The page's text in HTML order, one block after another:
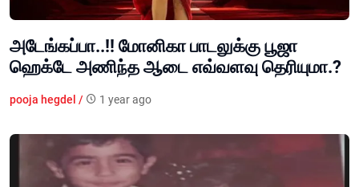
அடேங்கப்பா..!! மோனிகா பாடலுக்கு பூஜா
ஹெக்டே அணிந்த ஆடை எவ்வளவு தெரியுமா.?
pooja hegdel / 1 year ago